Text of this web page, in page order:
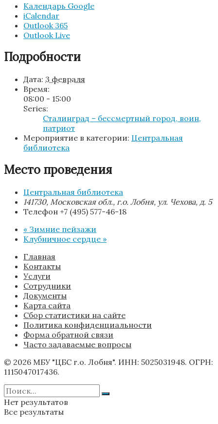
Календарь Google
iCalendar
Outlook 365
Outlook Live
Подробности
Дата: 3 февраля
Время:
08:00 - 15:00
Series:
Сталинград – бессмертный город, воин,
патриот
Мероприятие в категории: Центральная
библиотека
Место проведения
Центральная библиотека
141730, Московская обл., г.о. Лобня, ул. Чехова, д. 5
Телефон +7 (495) 577-46-18
« Зимние пейзажи
Клубничное сердце »
Главная
Контакты
Услуги
Сотрудники
Документы
Карта сайта
Сбор статистики на сайте
Политика конфиденциальности
Форма обратной связи
Часто задаваемые вопросы
© 2026 МБУ "ЦБС г.о. Лобня". ИНН: 5025031948. ОГРН:
1115047017436.
Нет результатов
Все результаты